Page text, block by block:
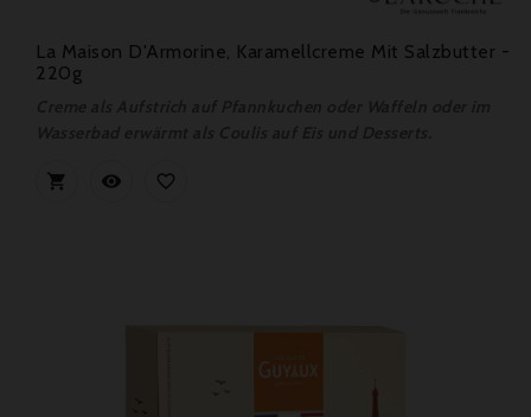
La Maison D'Armorine, Karamellcreme Mit Salzbutter -
220g
  